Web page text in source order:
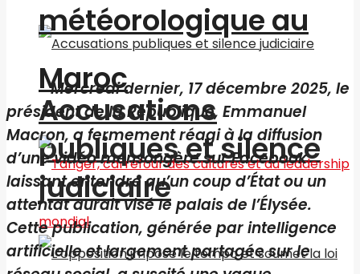
Accusations
publiques et silence
judiciaire
météorologique au
Maroc
Mercredi dernier, 17 décembre 2025, le
président de la République, Emmanuel
Macron, a fermement réagi à la diffusion
d’une vidéo mensongère sur Facebook
laissant entendre qu’un coup d’État ou un
attentat aurait visé le palais de l’Élysée.
Cette publication, générée par intelligence
artificielle et largement partagée sur le